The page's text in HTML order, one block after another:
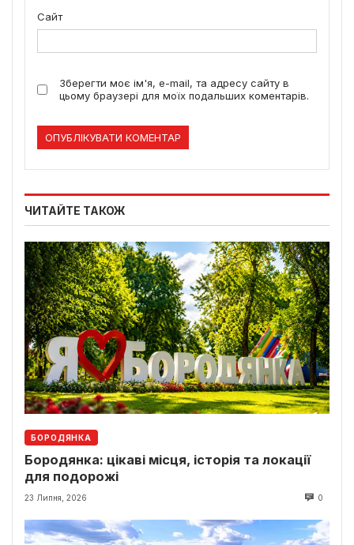
Сайт
Зберегти моє ім'я, e-mail, та адресу сайту в
цьому браузері для моїх подальших коментарів.
ЧИТАЙТЕ ТАКОЖ
БОРОДЯНКА
Бородянка: цікаві місця, історія та локації
для подорожі
23 Липня, 2026 0